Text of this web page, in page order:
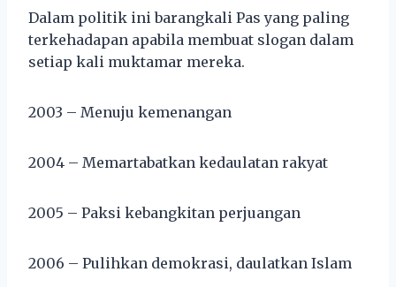
Dalam politik ini barangkali Pas yang paling
terkehadapan apabila membuat slogan dalam
setiap kali muktamar mereka.
2003 – Menuju kemenangan
2004 – Memartabatkan kedaulatan rakyat
2005 – Paksi kebangkitan perjuangan
2006 – Pulihkan demokrasi, daulatkan Islam